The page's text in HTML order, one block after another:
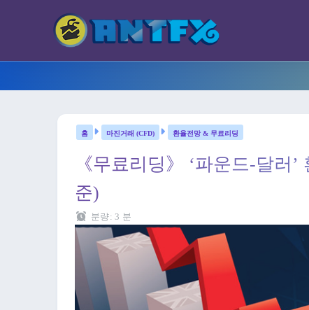
마진거래 (CFD) 환율전망 & 무료리딩
《무료리딩》 ‘파운드-달러
준)
분량: 3 분